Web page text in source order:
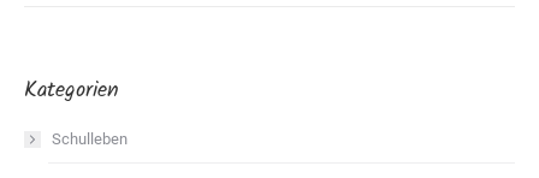
Kategorien
Schulleben